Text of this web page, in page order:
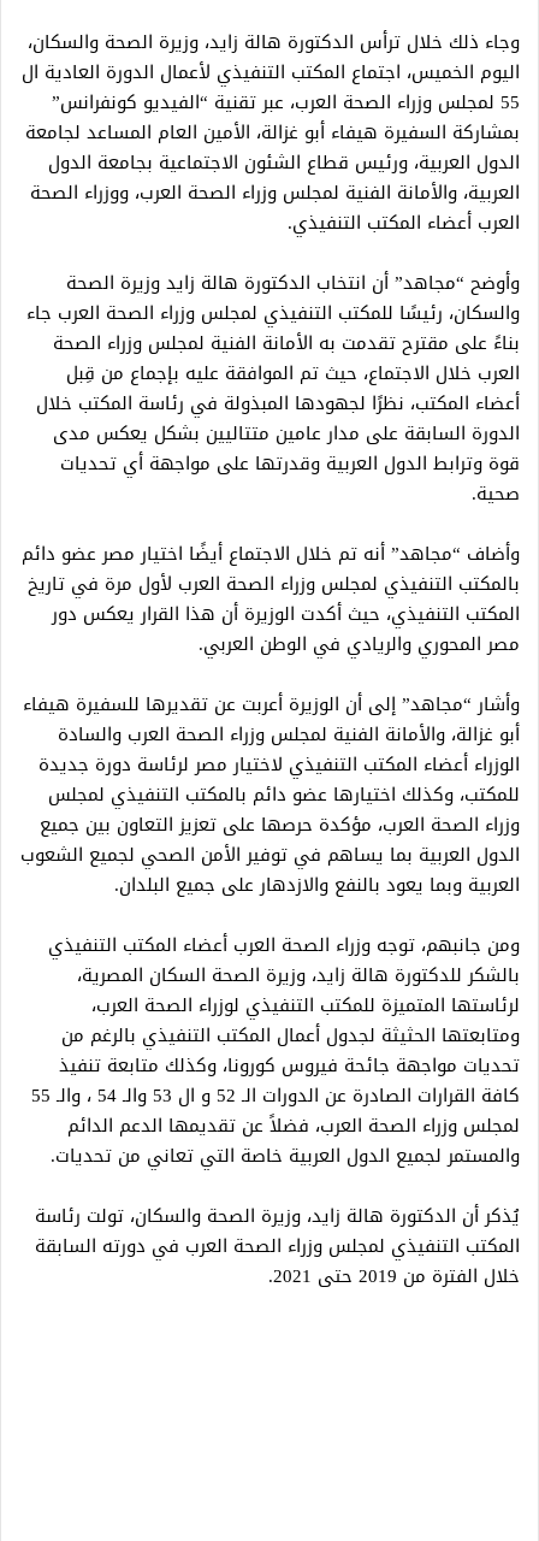
وجاء ذلك خلال ترأس الدكتورة هالة زايد، وزيرة الصحة والسكان،
اليوم الخميس، اجتماع المكتب التنفيذي لأعمال الدورة العادية ال
55 لمجلس وزراء الصحة العرب، عبر تقنية “الفيديو كونفرانس”
بمشاركة السفيرة هيفاء أبو غزالة، الأمين العام المساعد لجامعة
الدول العربية، ورئيس قطاع الشئون الاجتماعية بجامعة الدول
العربية، والأمانة الفنية لمجلس وزراء الصحة العرب، ووزراء الصحة
العرب أعضاء المكتب التنفيذي.
وأوضح “مجاهد” أن انتخاب الدكتورة هالة زايد وزيرة الصحة
والسكان، رئيسًا للمكتب التنفيذي لمجلس وزراء الصحة العرب جاء
بناءً على مقترح تقدمت به الأمانة الفنية لمجلس وزراء الصحة
العرب خلال الاجتماع، حيث تم الموافقة عليه بإجماع من قِبل
أعضاء المكتب، نظرًا لجهودها المبذولة في رئاسة المكتب خلال
الدورة السابقة على مدار عامين متتاليين بشكل يعكس مدى
قوة وترابط الدول العربية وقدرتها على مواجهة أي تحديات
صحية.
وأضاف “مجاهد” أنه تم خلال الاجتماع أيضًا اختيار مصر عضو دائم
بالمكتب التنفيذي لمجلس وزراء الصحة العرب لأول مرة في تاريخ
المكتب التنفيذي، حيث أكدت الوزيرة أن هذا القرار يعكس دور
مصر المحوري والريادي في الوطن العربي.
وأشار “مجاهد” إلى أن الوزيرة أعربت عن تقديرها للسفيرة هيفاء
أبو غزالة، والأمانة الفنية لمجلس وزراء الصحة العرب والسادة
الوزراء أعضاء المكتب التنفيذي لاختيار مصر لرئاسة دورة جديدة
للمكتب، وكذلك اختيارها عضو دائم بالمكتب التنفيذي لمجلس
وزراء الصحة العرب، مؤكدة حرصها على تعزيز التعاون بين جميع
الدول العربية بما يساهم في توفير الأمن الصحي لجميع الشعوب
العربية وبما يعود بالنفع والازدهار على جميع البلدان.
ومن جانبهم، توجه وزراء الصحة العرب أعضاء المكتب التنفيذي
بالشكر للدكتورة هالة زايد، وزيرة الصحة السكان المصرية،
لرئاستها المتميزة للمكتب التنفيذي لوزراء الصحة العرب،
ومتابعتها الحثيثة لجدول أعمال المكتب التنفيذي بالرغم من
تحديات مواجهة جائحة فيروس كورونا، وكذلك متابعة تنفيذ
كافة القرارات الصادرة عن الدورات الـ 52 و ال 53 والـ 54 ، والـ 55
لمجلس وزراء الصحة العرب، فضلاً عن تقديمها الدعم الدائم
والمستمر لجميع الدول العربية خاصة التي تعاني من تحديات.
يُذكر أن الدكتورة هالة زايد، وزيرة الصحة والسكان، تولت رئاسة
المكتب التنفيذي لمجلس وزراء الصحة العرب في دورته السابقة
خلال الفترة من 2019 حتى 2021.